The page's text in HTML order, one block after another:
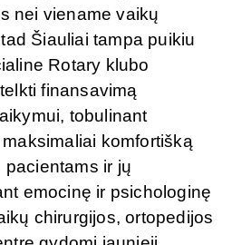
nei viename vaikų
Šiauliai tampa puikiu
Rotary klubo
finansavimą
tobulinant
komfortišką
ir jų
emocinę ir psichologinę
chirurgijos, ortopedijos